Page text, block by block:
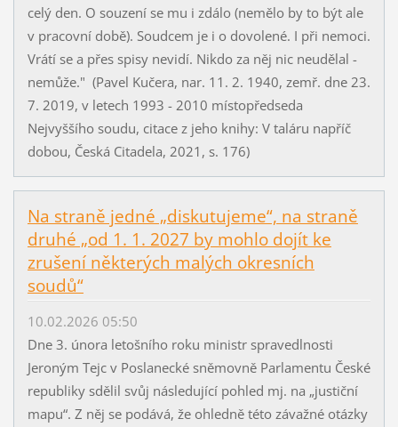
celý den. O souzení se mu i zdálo (nemělo by to být ale
v pracovní době). Soudcem je i o dovolené. I při nemoci.
Vrátí se a přes spisy nevidí. Nikdo za něj nic neudělal -
nemůže." (Pavel Kučera, nar. 11. 2. 1940, zemř. dne 23.
7. 2019, v letech 1993 - 2010 místopředseda
Nejvyššího soudu, citace z jeho knihy: V taláru napříč
dobou, Česká Citadela, 2021, s. 176)
Na straně jedné „diskutujeme“, na straně
druhé „od 1. 1. 2027 by mohlo dojít ke
zrušení některých malých okresních
soudů“
10.02.2026 05:50
Dne 3. února letošního roku ministr spravedlnosti
Jeroným Tejc v Poslanecké sněmovně Parlamentu České
republiky sdělil svůj následující pohled mj. na „justiční
mapu“. Z něj se podává, že ohledně této závažné otázky